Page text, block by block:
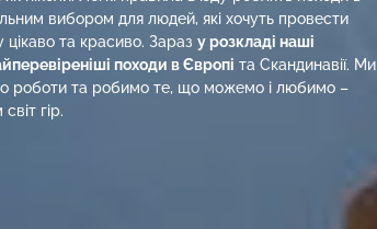
вибором для людей, які хочуть провести
цікаво та красиво. Зараз у розкладі наші
походи в Європі та Скандинавії. Ми
роботи та робимо те, що можемо і любимо –
гір.